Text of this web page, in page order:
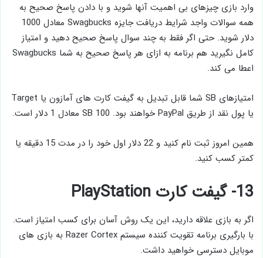
وارد بازی چیزهای بی اهمیت آنها شوید و با دادن پاسخ صحیح به
همه سوالات واجد شرایط دریافت جایزه Swagbucks معادل 1000
دلار شوید. حتی اگر فقط به چند سوال پاسخ صحیح دهید و امتیاز
کامل نگیرید هم برنامه به ازای هر پاسخ صحیح به شما Swagbucks
اعطا می کند.
امتیازهای SB شما قابل تبدیل به گیفت کارت های آمازون یا Target
یا پول نقد از طریق PayPal خواهند بود. SB 100 معادل 1 دلار است.
همین امروز ثبت نام کنید و 22 دلار اول خود را در مدت 15 دقیقه یا
کمتر کسب کنید.
13- گیفت کارت PlayStation
اگر به بازی علاقه دارید، این یک روش آسان برای کسب امتیاز است.
با بارگیری برنامه تقویت کننده سیستم Razer Cortex به بازی های
موبایل دسترسی خواهید داشت.